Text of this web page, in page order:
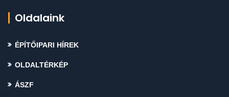
Oldalaink
ÉPÍTŐIPARI HÍREK
OLDALTÉRKÉP
ÁSZF